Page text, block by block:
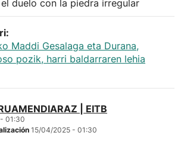
duelo con la piedra irregular
Maddi Gesalaga eta Durana,
pozik, harri baldarraren lehia
| EITB
01:30
15/04/2025 - 01:30